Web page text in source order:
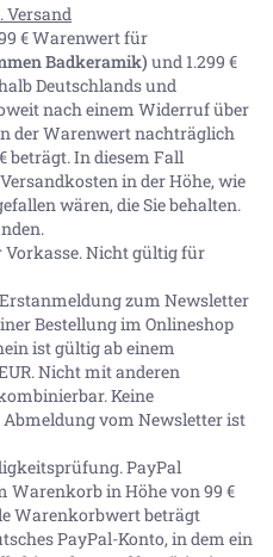
Versand
€ Warenwert für
Badkeramik) und 1.299 €
Deutschlands und
nach einem Widerruf über
der Warenwert nachträglich
beträgt. In diesem Fall
in der Höhe, wie
wären, die Sie behalten.
Vorkasse. Nicht gültig für
zum Newsletter
Bestellung im Onlineshop
ist gültig ab einem
Nicht mit anderen
Keine
vom Newsletter ist
PayPal
Warenkorb in Höhe von99 €
Warenkorbwert beträgt
PayPal-Konto, in dem ein